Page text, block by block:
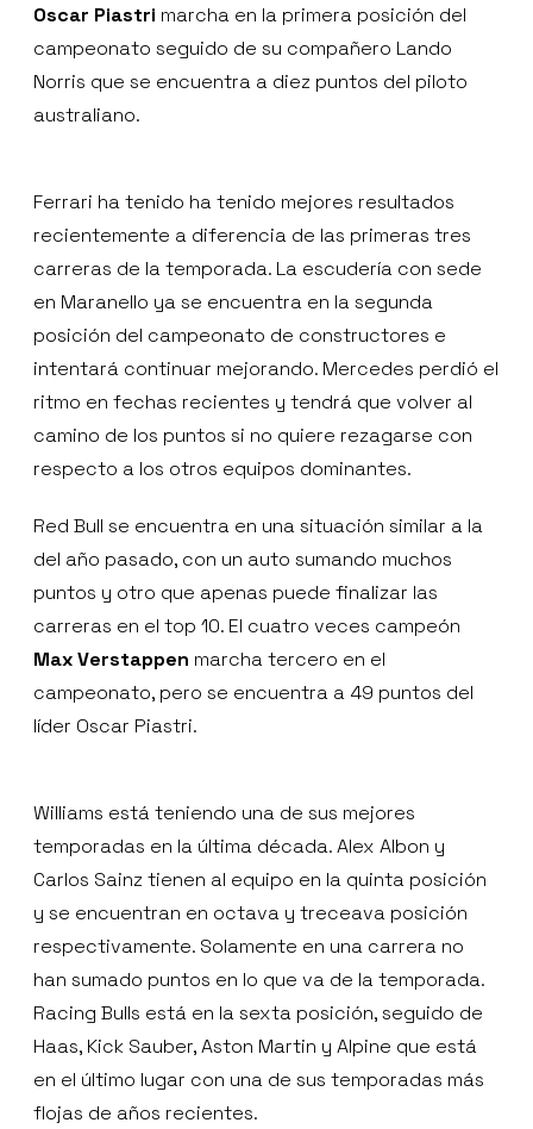
Oscar Piastri marcha en la primera posición del
campeonato seguido de su compañero Lando
Norris que se encuentra a diez puntos del piloto
australiano.
Ferrari ha tenido ha tenido mejores resultados
recientemente a diferencia de las primeras tres
carreras de la temporada. La escudería con sede
en Maranello ya se encuentra en la segunda
posición del campeonato de constructores e
intentará continuar mejorando. Mercedes perdió el
ritmo en fechas recientes y tendrá que volver al
camino de los puntos si no quiere rezagarse con
respecto a los otros equipos dominantes.
Red Bull se encuentra en una situación similar a la
del año pasado, con un auto sumando muchos
puntos y otro que apenas puede finalizar las
carreras en el top 10. El cuatro veces campeón
Max Verstappen marcha tercero en el
campeonato, pero se encuentra a 49 puntos del
líder Oscar Piastri.
Williams está teniendo una de sus mejores
temporadas en la última década. Alex Albon y
Carlos Sainz tienen al equipo en la quinta posición
y se encuentran en octava y treceava posición
respectivamente. Solamente en una carrera no
han sumado puntos en lo que va de la temporada.
Racing Bulls está en la sexta posición, seguido de
Haas, Kick Sauber, Aston Martin y Alpine que está
en el último lugar con una de sus temporadas más
flojas de años recientes.